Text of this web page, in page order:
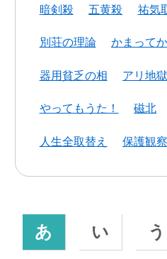
暗剣殺 五黄殺 祐気
別荘の理論 かまって
器用貧乏の相 アリ地
やってもうた！ 磁北
人生全取替え 保護観
あ い う